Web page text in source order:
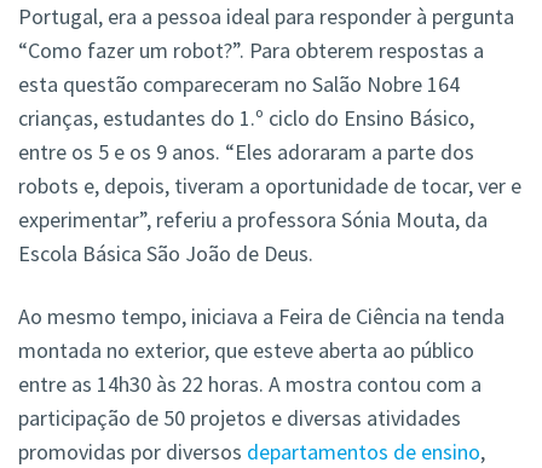
Portugal, era a pessoa ideal para responder à pergunta
“Como fazer um robot?”. Para obterem respostas a
esta questão compareceram no Salão Nobre 164
crianças, estudantes do 1.º ciclo do Ensino Básico,
entre os 5 e os 9 anos. “Eles adoraram a parte dos
robots e, depois, tiveram a oportunidade de tocar, ver e
experimentar”, referiu a professora Sónia Mouta, da
Escola Básica São João de Deus.
Ao mesmo tempo, iniciava a Feira de Ciência na tenda
montada no exterior, que esteve aberta ao público
entre as 14h30 às 22 horas. A mostra contou com a
participação de 50 projetos e diversas atividades
promovidas por diversos departamentos de ensino,